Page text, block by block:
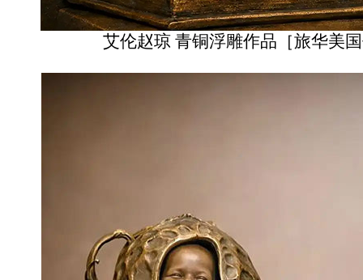
艾伦赵琼 青铜浮雕作品 ［旅华美